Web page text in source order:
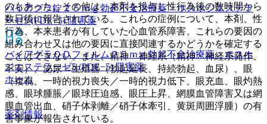
バイアグラ錠２５ｍｇ勃起不全治療薬 > ホスホジエステラ
ーゼ5 (PDE−5) 阻害薬
バイアグラＯＤフィルム２５ｍｇ勃起不全治療薬 > ホスホ
ジエステラーゼ5 (PDE−5) 阻害薬
ホーム
薬剤情報
のもあった。その他は、本剤を投与し性行為後の数時間から
数日後に報告されている。これらの症例について、本剤、性
行為、本来患者が有していた心血管系障害、これらの要因の
組み合わせ又は他の要因に直接関連するかどうかを確定する
ことはできない。また、精神・神経系（精神・神経系発作、
不安）、泌尿・生殖器（勃起延長、持続勃起、血尿）、眼
（複視、一時的視力喪失／一時的視力低下、眼充血、眼灼熱
感、眼球腫脹／眼球圧迫感、眼圧上昇、網膜血管障害又は網
膜血管出血、硝子体剥離／硝子体牽引、黄斑周囲浮腫）の有
害事象が報告されている。